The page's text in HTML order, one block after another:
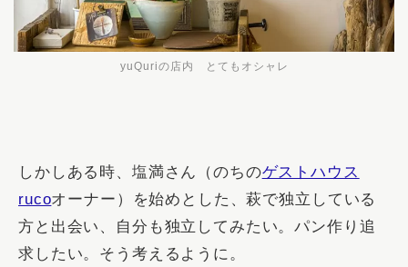
yuQuriの店内 とてもオシャレ
しかしある時、塩満さん（のちのゲストハウス
rucoオーナー）を始めとした、萩で独立している
方と出会い、自分も独立してみたい。パン作り追
求したい。そう考えるように。